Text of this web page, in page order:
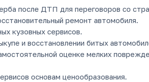
после ДТП для переговоров со
ремонт автомобиля.
кузовных сервисов.
и восстановлении битых
оценке мелких
основам ценообразования.